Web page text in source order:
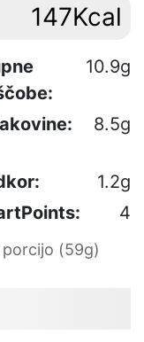
147Kcal
10.9g
8.5g
1.2g
4
(59g)